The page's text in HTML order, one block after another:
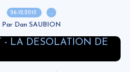
26.12.2013 …
Par Dan SAUBION